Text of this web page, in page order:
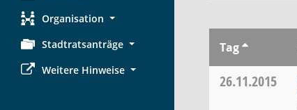
Organisation
Stadtratsanträge
Weitere Hinweise
Tag
26.11.2015